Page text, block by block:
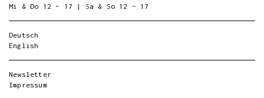
Mi & Do 12 – 17 | Sa & So 12 – 17
Deutsch
English
Newsletter
Impressum